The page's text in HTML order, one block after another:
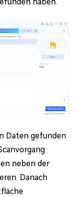
Daten gefunden
neben der
Danach